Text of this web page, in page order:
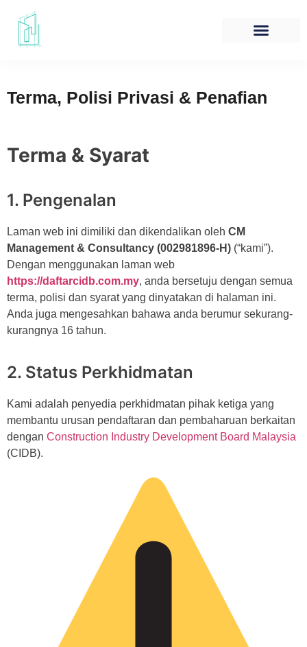
Terma, Polisi Privasi & Penafian
Terma & Syarat
1. Pengenalan
Laman web ini dimiliki dan dikendalikan oleh CM
Management & Consultancy (002981896-H) (“kami”).
Dengan menggunakan laman web
https://daftarcidb.com.my, anda bersetuju dengan semua
terma, polisi dan syarat yang dinyatakan di halaman ini.
Anda juga mengesahkan bahawa anda berumur sekurang-
kurangnya 16 tahun.
2. Status Perkhidmatan
Kami adalah penyedia perkhidmatan pihak ketiga yang
membantu urusan pendaftaran dan pembaharuan berkaitan
dengan Construction Industry Development Board Malaysia
(CIDB).